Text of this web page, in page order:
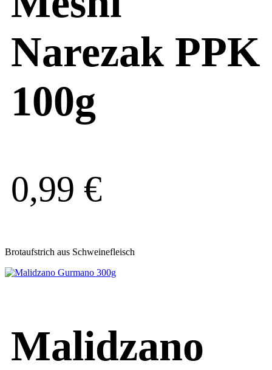
Narezak PPK
100g
0,99 €
Brotaufstrich aus Schweinefleisch
Malidzano